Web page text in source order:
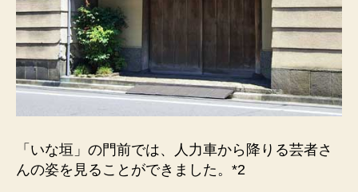
「いな垣」の門前では、人力車から降りる芸者さ
んの姿を見ることができました。*2